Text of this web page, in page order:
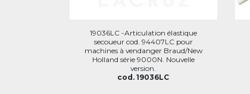
19036LC -Articulation élastique
secoueur cod. 94407LC pour
machines à vendanger Braud/New
Holland série 9000N. Nouvelle
version.
cod. 19036LC